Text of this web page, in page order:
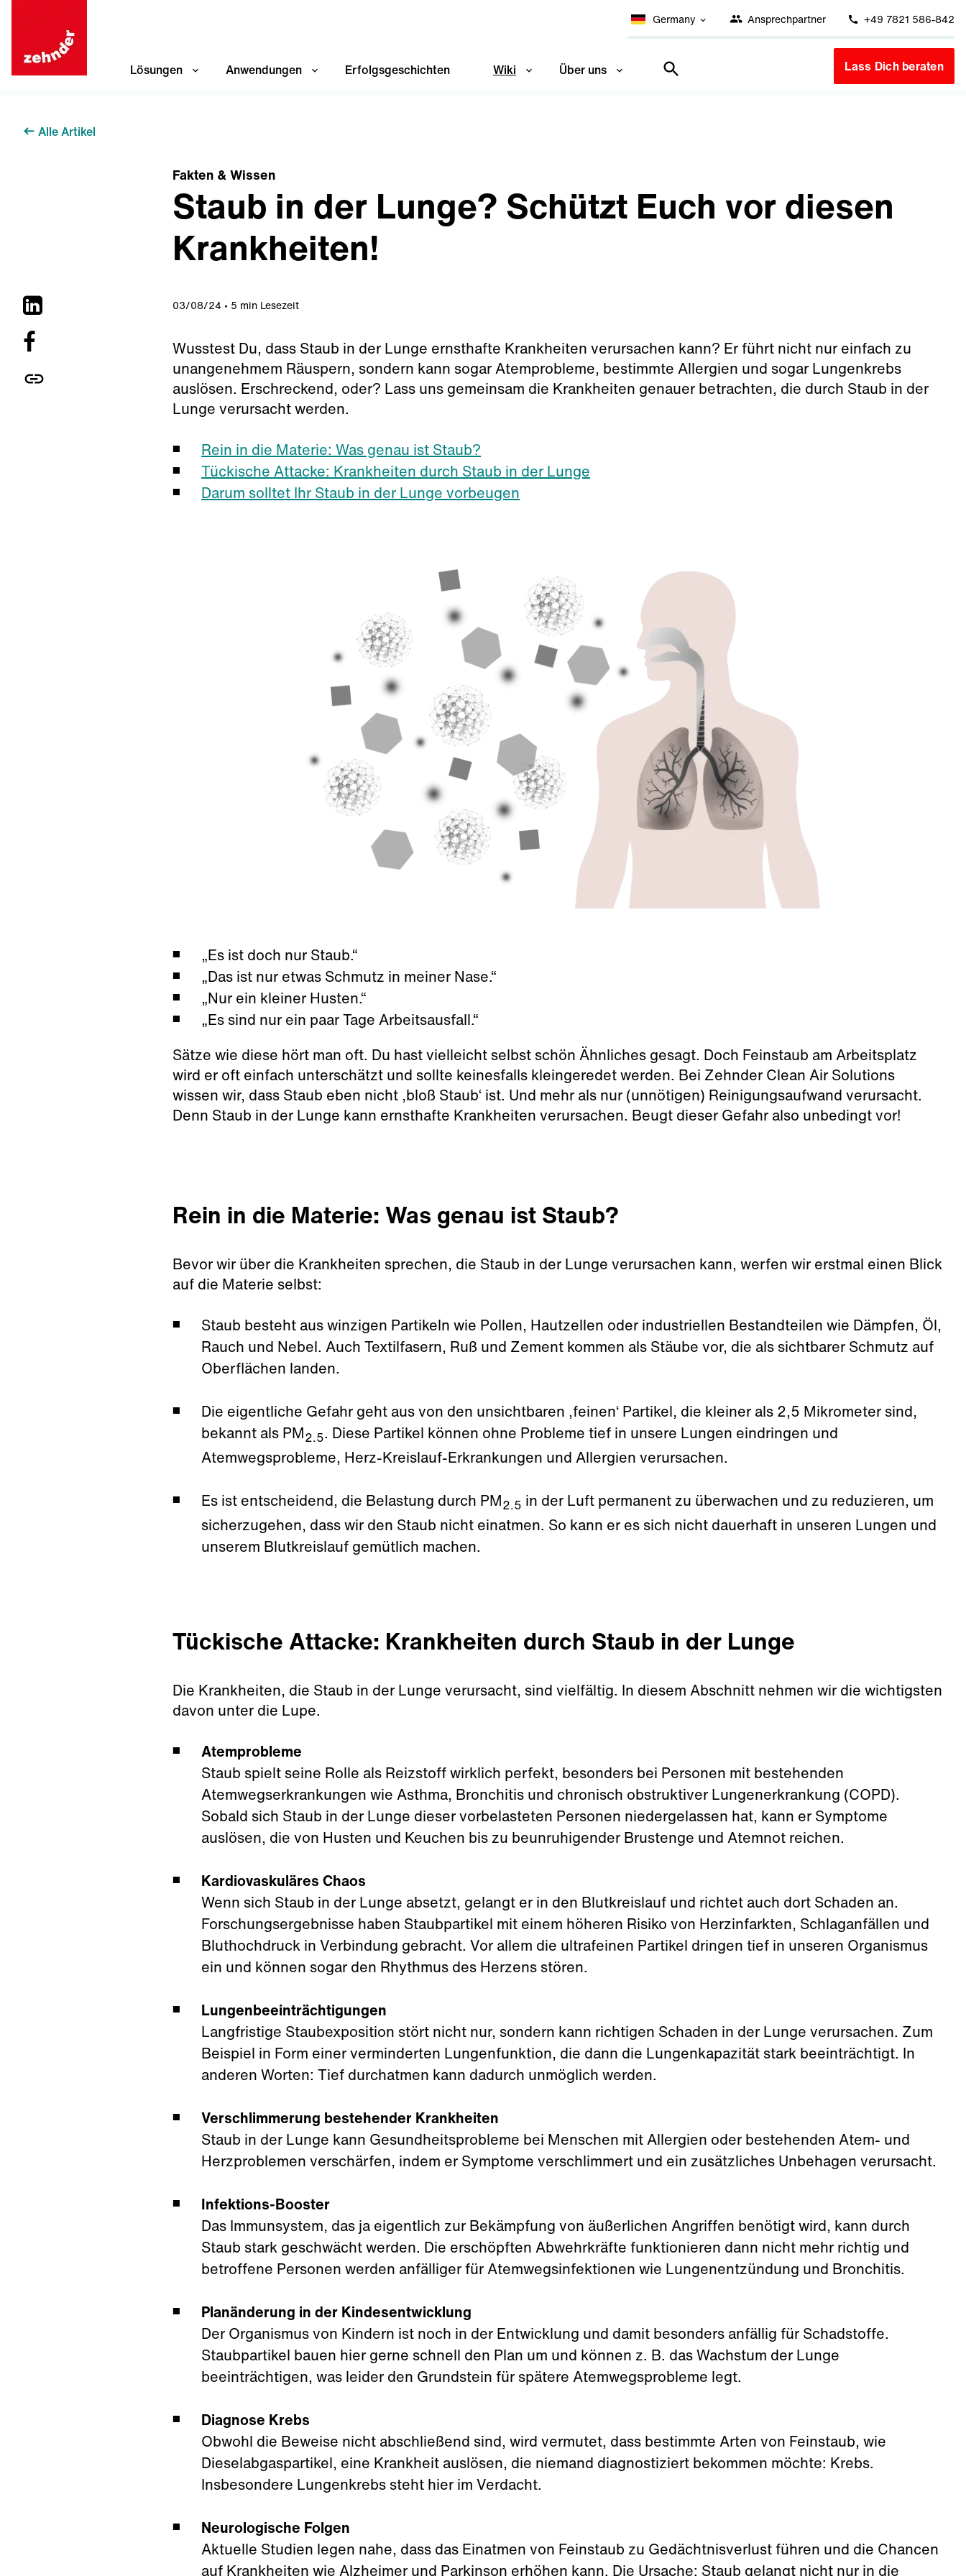
Germany Ansprechpartner +49 7821 586-842
Lösungen Anwendungen Erfolgsgeschichten Wiki Über uns Lass Dich beraten
Alle Artikel
Fakten & Wissen
Staub in der Lunge? Schützt Euch vor diesen
Krankheiten!
03/08/24 5 min Lesezeit
Wusstest Du, dass Staub in der Lunge ernsthafte Krankheiten verursachen kann? Er führt nicht nur einfach zu
unangenehmem Räuspern, sondern kann sogar Atemprobleme, bestimmte Allergien und sogar Lungenkrebs
auslösen. Erschreckend, oder? Lass uns gemeinsam die Krankheiten genauer betrachten, die durch Staub in der
Lunge verursacht werden.
Rein in die Materie: Was genau ist Staub?
Tückische Attacke: Krankheiten durch Staub in der Lunge
Darum solltet Ihr Staub in der Lunge vorbeugen
„Es ist doch nur Staub.“
„Das ist nur etwas Schmutz in meiner Nase.“
„Nur ein kleiner Husten.“
„Es sind nur ein paar Tage Arbeitsausfall.“
Sätze wie diese hört man oft. Du hast vielleicht selbst schön Ähnliches gesagt. Doch Feinstaub am Arbeitsplatz
wird er oft einfach unterschätzt und sollte keinesfalls kleingeredet werden. Bei Zehnder Clean Air Solutions
wissen wir, dass Staub eben nicht ‚bloß Staub‘ ist. Und mehr als nur (unnötigen) Reinigungsaufwand verursacht.
Denn Staub in der Lunge kann ernsthafte Krankheiten verursachen. Beugt dieser Gefahr also unbedingt vor!
Rein in die Materie: Was genau ist Staub?
Bevor wir über die Krankheiten sprechen, die Staub in der Lunge verursachen kann, werfen wir erstmal einen Blick
auf die Materie selbst:
Staub besteht aus winzigen Partikeln wie Pollen, Hautzellen oder industriellen Bestandteilen wie Dämpfen, Öl,
Rauch und Nebel. Auch Textilfasern, Ruß und Zement kommen als Stäube vor, die als sichtbarer Schmutz auf
Oberflächen landen.
Die eigentliche Gefahr geht aus von den unsichtbaren ‚feinen‘ Partikel, die kleiner als 2,5 Mikrometer sind,
bekannt als PM2.5. Diese Partikel können ohne Probleme tief in unsere Lungen eindringen und
Atemwegsprobleme, Herz-Kreislauf-Erkrankungen und Allergien verursachen.
Es ist entscheidend, die Belastung durch PM2.5 in der Luft permanent zu überwachen und zu reduzieren, um
sicherzugehen, dass wir den Staub nicht einatmen. So kann er es sich nicht dauerhaft in unseren Lungen und
unserem Blutkreislauf gemütlich machen.
Tückische Attacke: Krankheiten durch Staub in der Lunge
Die Krankheiten, die Staub in der Lunge verursacht, sind vielfältig. In diesem Abschnitt nehmen wir die wichtigsten
davon unter die Lupe.
Atemprobleme
Staub spielt seine Rolle als Reizstoff wirklich perfekt, besonders bei Personen mit bestehenden
Atemwegserkrankungen wie Asthma, Bronchitis und chronisch obstruktiver Lungenerkrankung (COPD).
Sobald sich Staub in der Lunge dieser vorbelasteten Personen niedergelassen hat, kann er Symptome
auslösen, die von Husten und Keuchen bis zu beunruhigender Brustenge und Atemnot reichen.
Kardiovaskuläres Chaos
Wenn sich Staub in der Lunge absetzt, gelangt er in den Blutkreislauf und richtet auch dort Schaden an.
Forschungsergebnisse haben Staubpartikel mit einem höheren Risiko von Herzinfarkten, Schlaganfällen und
Bluthochdruck in Verbindung gebracht. Vor allem die ultrafeinen Partikel dringen tief in unseren Organismus
ein und können sogar den Rhythmus des Herzens stören.
Lungenbeeinträchtigungen
Langfristige Staubexposition stört nicht nur, sondern kann richtigen Schaden in der Lunge verursachen. Zum
Beispiel in Form einer verminderten Lungenfunktion, die dann die Lungenkapazität stark beeinträchtigt. In
anderen Worten: Tief durchatmen kann dadurch unmöglich werden.
Verschlimmerung bestehender Krankheiten
Staub in der Lunge kann Gesundheitsprobleme bei Menschen mit Allergien oder bestehenden Atem- und
Herzproblemen verschärfen, indem er Symptome verschlimmert und ein zusätzliches Unbehagen verursacht.
Infektions-Booster
Das Immunsystem, das ja eigentlich zur Bekämpfung von äußerlichen Angriffen benötigt wird, kann durch
Staub stark geschwächt werden. Die erschöpften Abwehrkräfte funktionieren dann nicht mehr richtig und
betroffene Personen werden anfälliger für Atemwegsinfektionen wie Lungenentzündung und Bronchitis.
Planänderung in der Kindesentwicklung
Der Organismus von Kindern ist noch in der Entwicklung und damit besonders anfällig für Schadstoffe.
Staubpartikel bauen hier gerne schnell den Plan um und können z. B. das Wachstum der Lunge
beeinträchtigen, was leider den Grundstein für spätere Atemwegsprobleme legt.
Diagnose Krebs
Obwohl die Beweise nicht abschließend sind, wird vermutet, dass bestimmte Arten von Feinstaub, wie
Dieselabgaspartikel, eine Krankheit auslösen, die niemand diagnostiziert bekommen möchte: Krebs.
Insbesondere Lungenkrebs steht hier im Verdacht.
Neurologische Folgen
Aktuelle Studien legen nahe, dass das Einatmen von Feinstaub zu Gedächtnisverlust führen und die Chancen
auf Krankheiten wie Alzheimer und Parkinson erhöhen kann. Die Ursache: Staub gelangt nicht nur in die